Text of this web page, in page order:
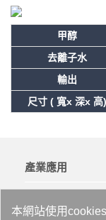
本網站使用
甲醇
去離子水
輸出
尺寸 ( 寬x 深x 高)
產業應用